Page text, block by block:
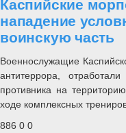
Каспийские
нападение
воинскую часть
Военнослужащие
антитеррора,
противника на
ходе комплексных
886 0 0